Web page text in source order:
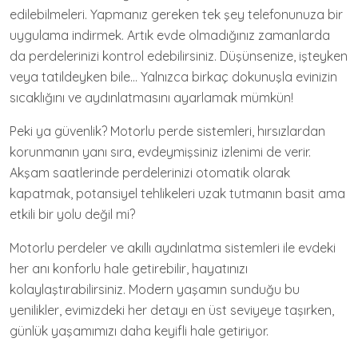
edilebilmeleri. Yapmanız gereken tek şey telefonunuza bir
uygulama indirmek. Artık evde olmadığınız zamanlarda
da perdelerinizi kontrol edebilirsiniz. Düşünsenize, işteyken
veya tatildeyken bile… Yalnızca birkaç dokunuşla evinizin
sıcaklığını ve aydınlatmasını ayarlamak mümkün!
Peki ya güvenlik? Motorlu perde sistemleri, hırsızlardan
korunmanın yanı sıra, evdeymişsiniz izlenimi de verir.
Akşam saatlerinde perdelerinizi otomatik olarak
kapatmak, potansiyel tehlikeleri uzak tutmanın basit ama
etkili bir yolu değil mi?
Motorlu perdeler ve akıllı aydınlatma sistemleri ile evdeki
her anı konforlu hale getirebilir, hayatınızı
kolaylaştırabilirsiniz. Modern yaşamın sunduğu bu
yenilikler, evimizdeki her detayı en üst seviyeye taşırken,
günlük yaşamımızı daha keyifli hale getiriyor.